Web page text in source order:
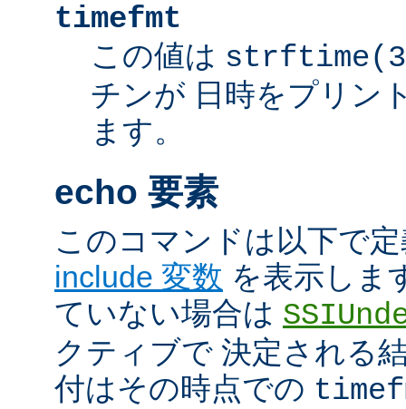
timefmt
この値は
チンが 日時をプリン
ます。
echo 要素
このコマンドは以下で
include 変数 を表示しま
ていない場合は
クティブで 決定される
付はその時点での